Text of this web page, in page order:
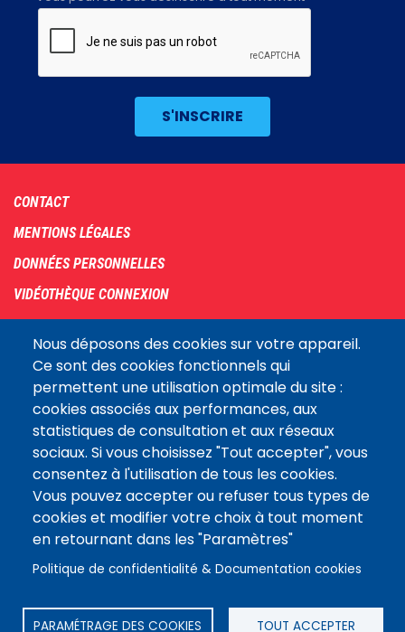
Nous déposons des cookies sur votre appareil.
Ce sont des cookies fonctionnels qui
permettent une utilisation optimale du site :
cookies associés aux performances, aux
statistiques de consultation et aux réseaux
sociaux. Si vous choisissez "Tout accepter", vous
consentez à l'utilisation de tous les cookies.
Vous pouvez accepter ou refuser tous types de
cookies et modifier votre choix à tout moment
en retournant dans les "Paramètres"
Politique de confidentialité & Documentation cookies
PARAMÉTRAGE DES COOKIES TOUT ACCEPTER
Footer
menu
CONTACT
MENTIONS LÉGALES
DONNÉES PERSONNELLES
VIDÉOTHÈQUE CONNEXION
COOKIES
Assemblée
nationaleLE SITE DE L’ASSEMBLÉE NATIONALE
Suivez-nous